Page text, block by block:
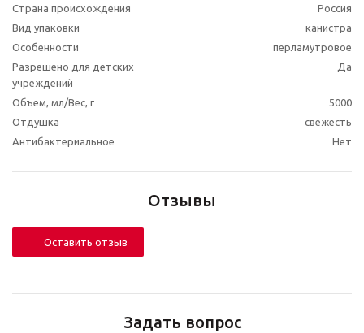
Страна происхождения
Россия
Вид упаковки
канистра
Особенности
перламутровое
Разрешено для детских
учреждений
Да
Объем, мл/Вес, г
5000
Отдушка
свежесть
Антибактериальное
Нет
Отзывы
Оставить отзыв
Задать вопрос